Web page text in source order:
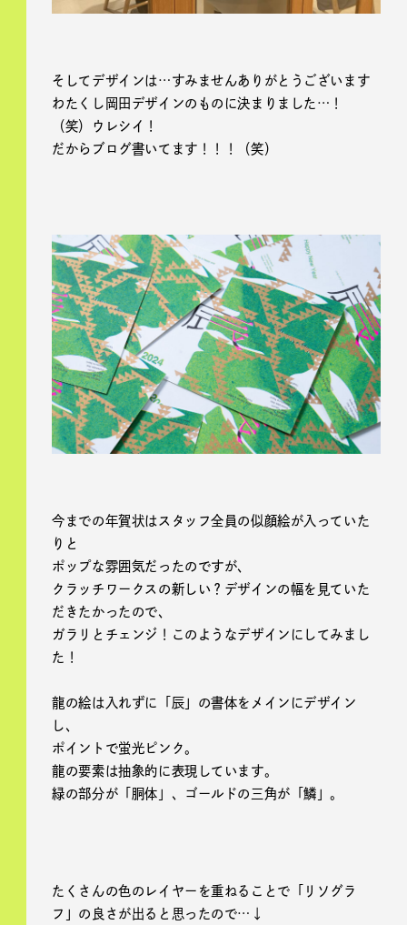
そしてデザインは…すみませんありがとうございます
わたくし岡田デザインのものに決まりました…！
（笑）ウレシイ！
だからブログ書いてます！！！（笑）
今までの年賀状はスタッフ全員の似顔絵が入っていた
りと
ポップな雰囲気だったのですが、
クラッチワークスの新しい？デザインの幅を見ていた
だきたかったので、
ガラリとチェンジ！このようなデザインにしてみまし
た！
龍の絵は入れずに「辰」の書体をメインにデザイン
し、
ポイントで蛍光ピンク。
龍の要素は抽象的に表現しています。
緑の部分が「胴体」、ゴールドの三角が「鱗」。
たくさんの色のレイヤーを重ねることで「リソグラ
フ」の良さが出ると思ったので…↓